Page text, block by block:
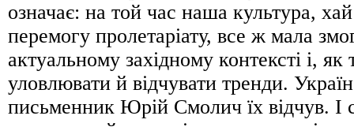
означає: на той час наша культура,
перемогу пролетаріату, все ж мала
актуальному західному контексті і,
уловлювати й відчувати тренди.
письменник Юрій Смолич їх відчув. І